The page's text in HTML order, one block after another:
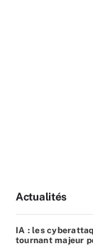
Actualités
IA : les
tournant majeur